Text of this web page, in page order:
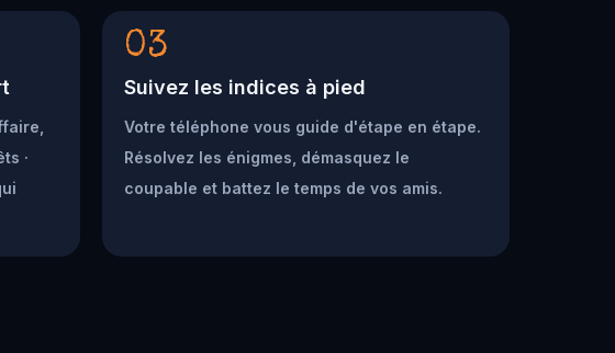
·
03
Suivez les indices à pied
Votre téléphone vous guide d'étape en étape.
Résolvez les énigmes, démasquez le
coupable et battez le temps de vos amis.